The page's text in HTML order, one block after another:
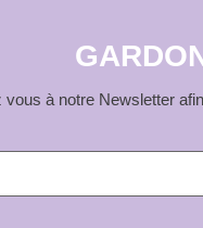
vous à notre Newsletter